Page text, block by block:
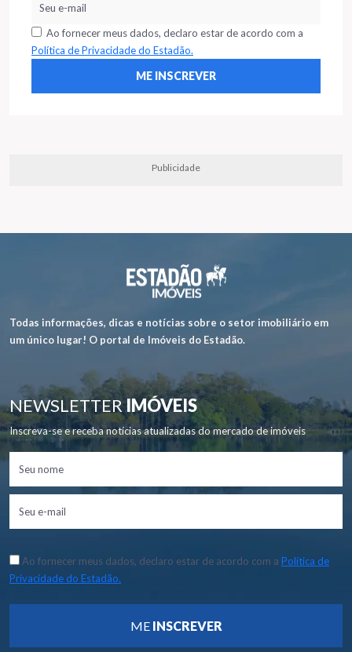
Ao fornecer meus dados, declaro estar de acordo com a
Política de Privacidade do Estadão.
Publicidade
Todas informações, dicas e notícias sobre o setor imobiliário em
um único lugar! O portal de Imóveis do Estadão.
NEWSLETTERIMÓVEIS
Inscreva-se e receba notícias atualizadas do mercado de imóveis
Ao fornecer meus dados, declaro estar de acordo com a Política de
Privacidade do Estadão.
ME INSCREVER